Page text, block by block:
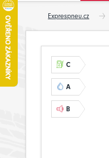
Exprespneu.cz
C
A
B